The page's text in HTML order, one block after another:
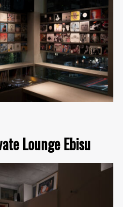
Lounge Ebisu